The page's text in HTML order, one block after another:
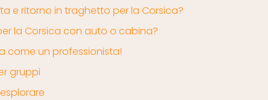
e ritorno in traghetto per la Corsica?
la Corsica con auto o cabina?
come un professionista!
gruppi